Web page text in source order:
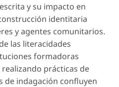
y su impacto en
identitaria
y agentes comunitarios.
las literacidades
formadoras
prácticas de
de indagación confluyen